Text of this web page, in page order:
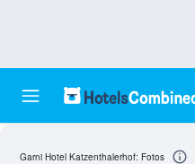
Garni Hotel Katzenthalerhof: Fotos